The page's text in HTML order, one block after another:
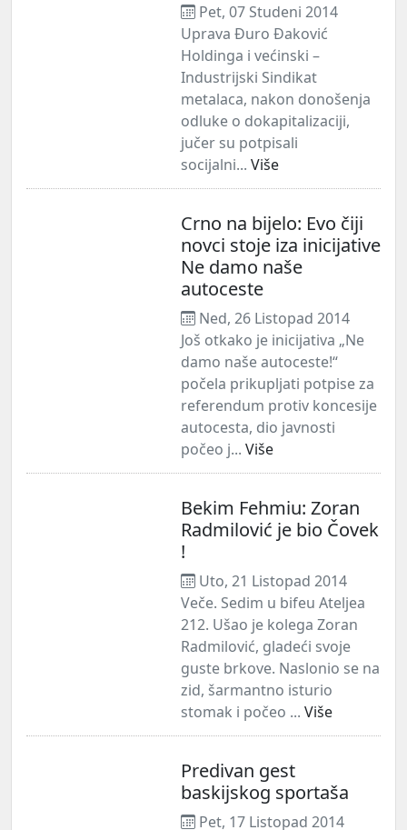
Pet, 07 Studeni 2014
Uprava Đuro Đaković
Holdinga i većinski –
Industrijski Sindikat
metalaca, nakon donošenja
odluke o dokapitalizaciji,
jučer su potpisali
socijalni... Više
Crno na bijelo: Evo čiji
novci stoje iza inicijative
Ne damo naše
autoceste
Ned, 26 Listopad 2014
Još otkako je inicijativa „Ne
damo naše autoceste!“
počela prikupljati potpise za
referendum protiv koncesije
autocesta, dio javnosti
počeo j... Više
Bekim Fehmiu: Zoran
Radmilović je bio Čovek
!
Uto, 21 Listopad 2014
Veče. Sedim u bifeu Ateljea
212. Ušao je kolega Zoran
Radmilović, gladeći svoje
guste brkove. Naslonio se na
zid, šarmantno isturio
stomak i počeo ... Više
Predivan gest
baskijskog sportaša
Pet, 17 Listopad 2014